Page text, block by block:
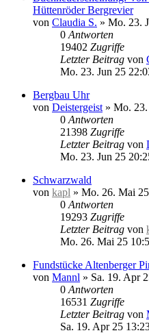
Hüttenröder Bergrevier
von Claudia S. » Mo. 23.
0 Antworten
19402 Zugriffe
Letzter Beitrag von
Mo. 23. Jun 25
Bergbau Uhr
von Deistergeist » Mo. 23.
0 Antworten
21398 Zugriffe
Letzter Beitrag von
Mo. 23. Jun 25
Schwarzwald
von kapl » Mo. 26. Mai
0 Antworten
19293 Zugriffe
Letzter Beitrag von
Mo. 26. Mai 25
Fundstücke Altenberger
von Mannl » Sa. 19. Apr
0 Antworten
16531 Zugriffe
Letzter Beitrag von
Sa. 19. Apr 25